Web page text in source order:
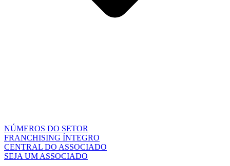
NÚMEROS DO SETOR
FRANCHISING ÍNTEGRO
CENTRAL DO ASSOCIADO
SEJA UM ASSOCIADO